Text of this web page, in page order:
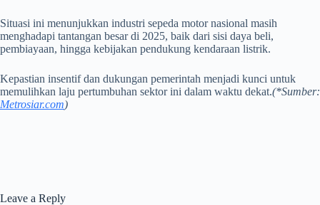
Situasi ini menunjukkan industri sepeda motor nasional masih
menghadapi tantangan besar di 2025, baik dari sisi daya beli,
pembiayaan, hingga kebijakan pendukung kendaraan listrik.
Kepastian insentif dan dukungan pemerintah menjadi kunci untuk
memulihkan laju pertumbuhan sektor ini dalam waktu dekat.(*Sumber:
Metrosiar.com)
Leave a Reply